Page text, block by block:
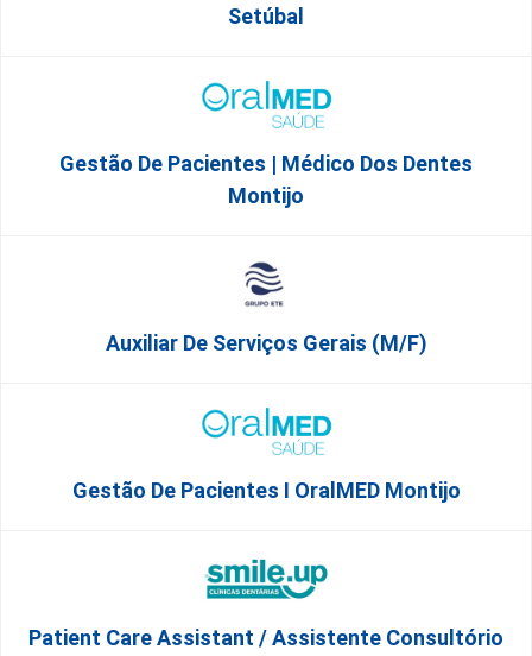
Setúbal
Gestão De Pacientes | Médico Dos Dentes
Montijo
Auxiliar De Serviços Gerais (m/f)
Gestão De Pacientes I OralMED Montijo
Patient Care Assistant / Assistente Consultório